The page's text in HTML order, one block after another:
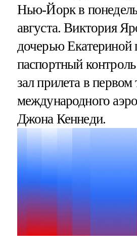
Нью-Йорк в
августа. Виктория
дочерью
паспортный
зал прилета в первом
международного
Джона Кеннеди.